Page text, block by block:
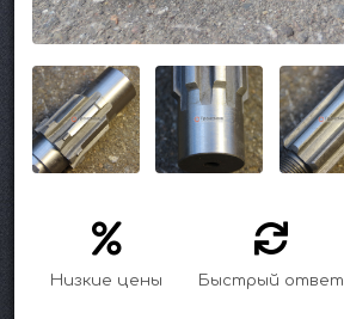
Низкие цены Быстрый ответ